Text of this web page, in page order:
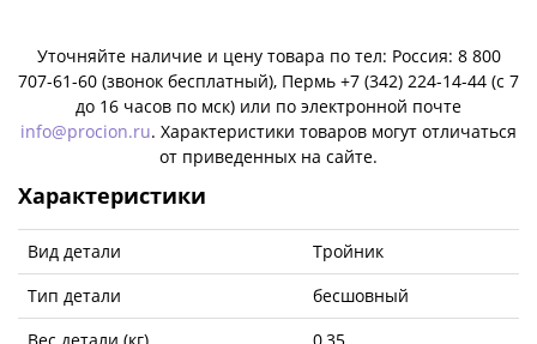
Уточняйте наличие и цену товара по тел: Россия: 8 800
707-61-60 (звонок бесплатный), Пермь +7 (342) 224-14-44 (c 7
до 16 часов по мск) или по электронной почте
info@procion.ru. Характеристики товаров могут отличаться
от приведенных на сайте.
Характеристики
Вид детали
Тройник
Тип детали
бесшовный